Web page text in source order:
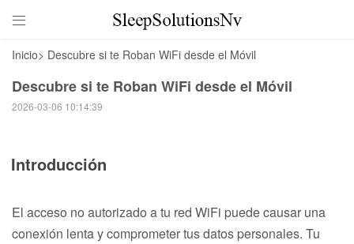

Inicio> Descubre si te Roban WiFi desde el Móvil
Descubre si te Roban WiFi desde el Móvil
2026-03-06 10:14:39
Introducción
El acceso no autorizado a tu red WiFi puede causar una
conexión lenta y comprometer tus datos personales. Tu